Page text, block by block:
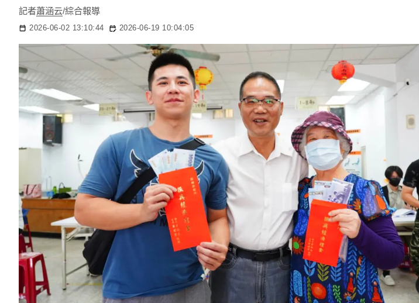
記者蕭涵云/綜合報導
2026-06-02 13:10:44 2026-06-19 10:04:05